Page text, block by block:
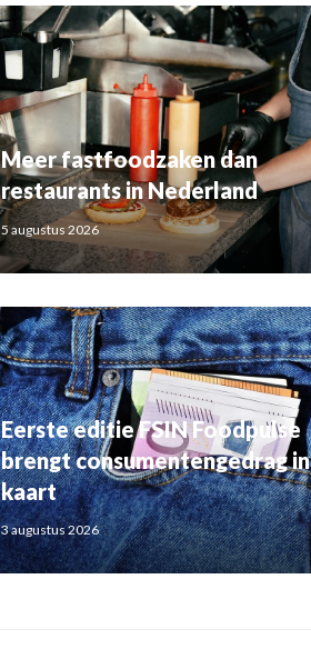
Meer fastfoodzaken dan
restaurants in Nederland
5 augustus 2026
Eerste editie FSIN Foodpulse
brengt consumentengedrag in
kaart
3 augustus 2026